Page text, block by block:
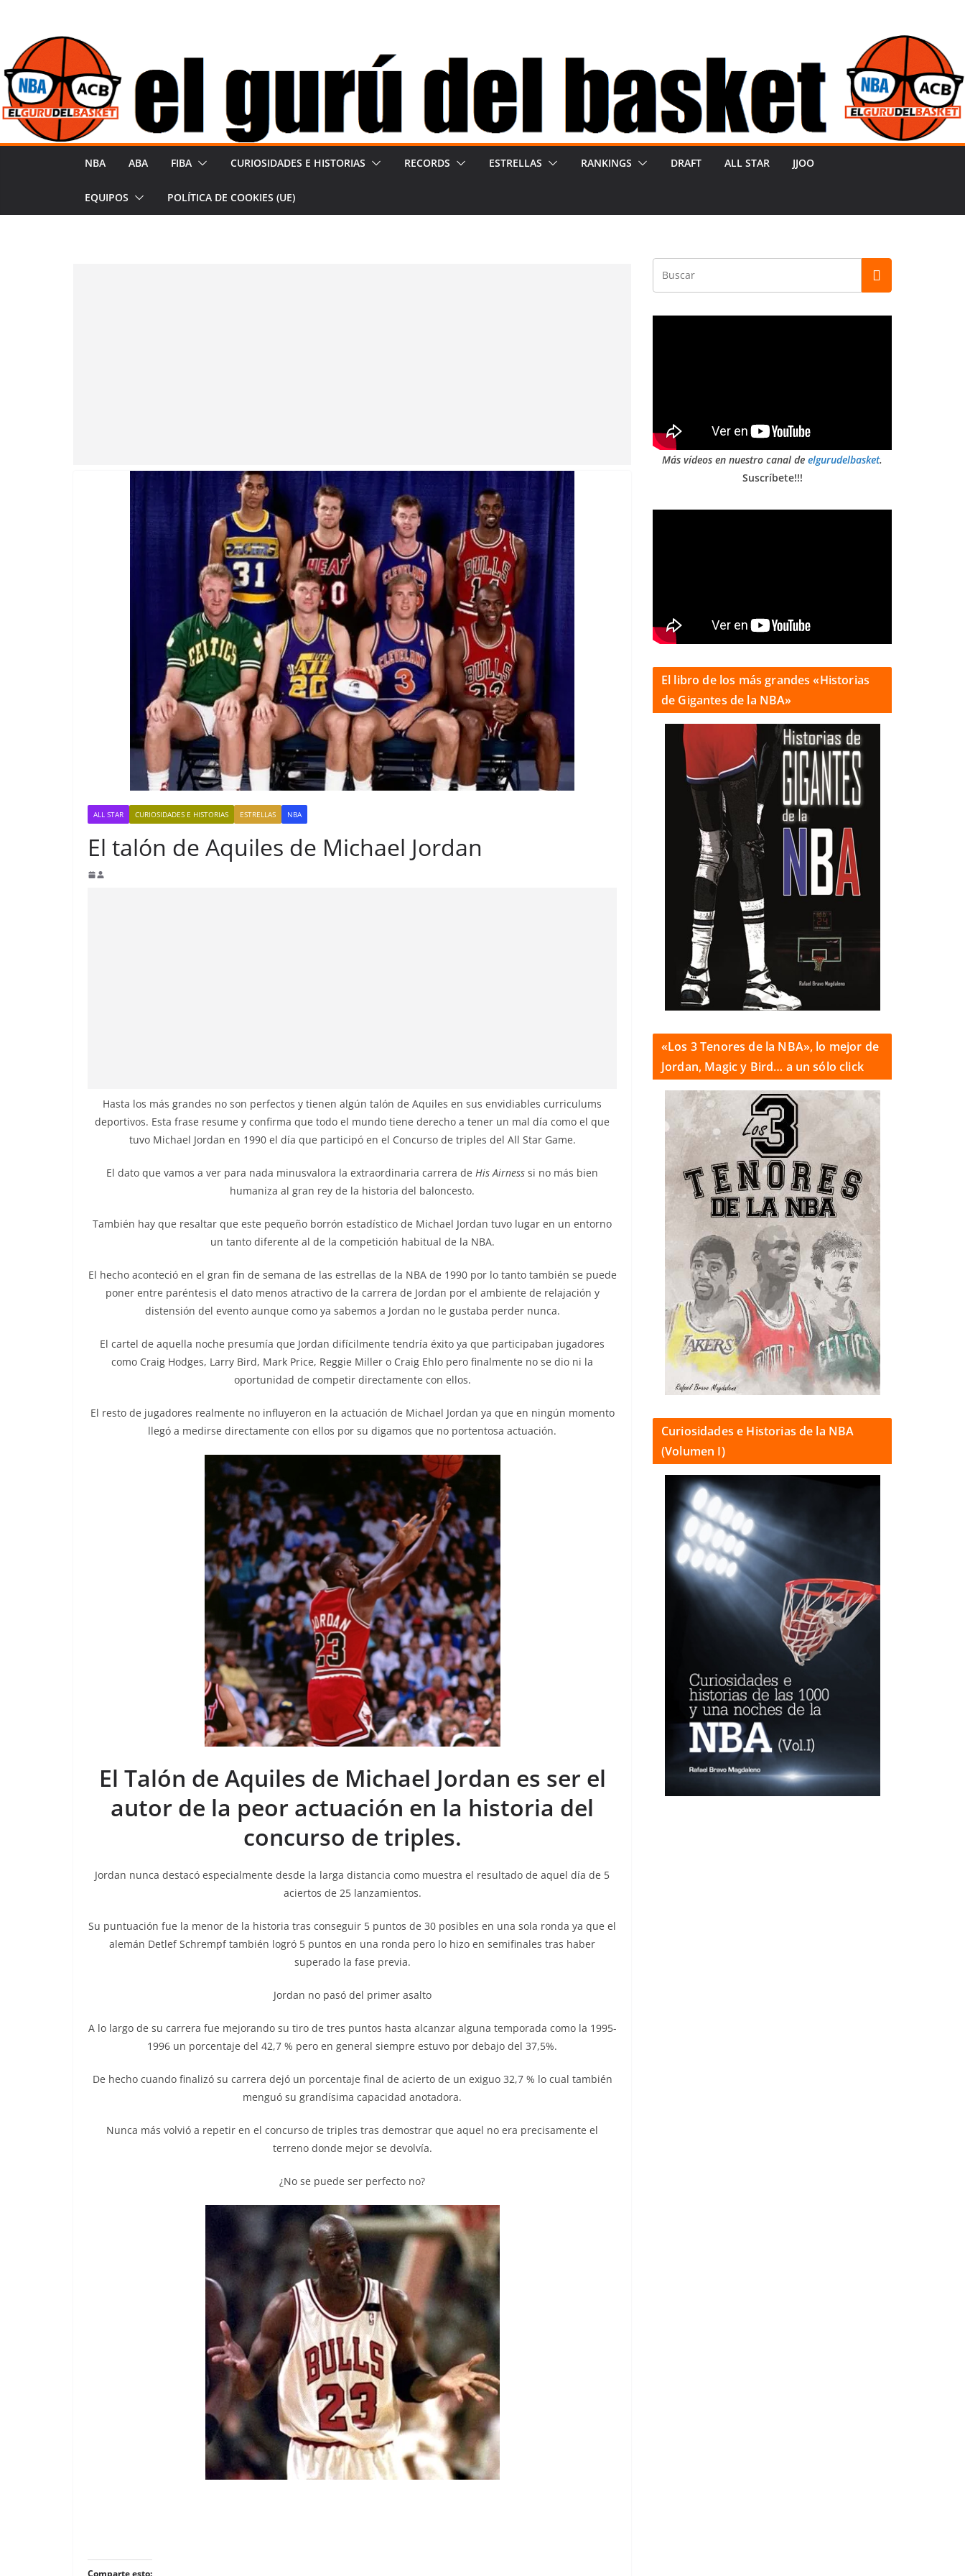
contenido
NBA ABA FIBA CURIOSIDADES E HISTORIAS RECORDS ESTRELLAS RANKINGS DRAFT ALL STAR JJOO
EQUIPOS POLÍTICA DE COOKIES (UE)
ALL STAR CURIOSIDADES E HISTORIAS ESTRELLAS NBA
El talón de Aquiles de Michael Jordan
Hasta los más grandes no son perfectos y tienen algún talón de Aquiles en sus envidiables curriculums
deportivos. Esta frase resume y confirma que todo el mundo tiene derecho a tener un mal día como el que
tuvo Michael Jordan en 1990 el día que participó en el Concurso de triples del All Star Game.
El dato que vamos a ver para nada minusvalora la extraordinaria carrera de His Airness si no más bien
humaniza al gran rey de la historia del baloncesto.
También hay que resaltar que este pequeño borrón estadístico de Michael Jordan tuvo lugar en un entorno
un tanto diferente al de la competición habitual de la NBA.
El hecho aconteció en el gran fin de semana de las estrellas de la NBA de 1990 por lo tanto también se puede
poner entre paréntesis el dato menos atractivo de la carrera de Jordan por el ambiente de relajación y
distensión del evento aunque como ya sabemos a Jordan no le gustaba perder nunca.
El cartel de aquella noche presumía que Jordan difícilmente tendría éxito ya que participaban jugadores
como Craig Hodges, Larry Bird, Mark Price, Reggie Miller o Craig Ehlo pero finalmente no se dio ni la
oportunidad de competir directamente con ellos.
El resto de jugadores realmente no influyeron en la actuación de Michael Jordan ya que en ningún momento
llegó a medirse directamente con ellos por su digamos que no portentosa actuación.
El Talón de Aquiles de Michael Jordan es ser el
autor de la peor actuación en la historia del
concurso de triples.
Jordan nunca destacó especialmente desde la larga distancia como muestra el resultado de aquel día de 5
aciertos de 25 lanzamientos.
Su puntuación fue la menor de la historia tras conseguir 5 puntos de 30 posibles en una sola ronda ya que el
alemán Detlef Schrempf también logró 5 puntos en una ronda pero lo hizo en semifinales tras haber
superado la fase previa.
Jordan no pasó del primer asalto
A lo largo de su carrera fue mejorando su tiro de tres puntos hasta alcanzar alguna temporada como la 1995-
1996 un porcentaje del 42,7 % pero en general siempre estuvo por debajo del 37,5%.
De hecho cuando finalizó su carrera dejó un porcentaje final de acierto de un exiguo 32,7 % lo cual también
menguó su grandísima capacidad anotadora.
Nunca más volvió a repetir en el concurso de triples tras demostrar que aquel no era precisamente el
terreno donde mejor se devolvía.
¿No se puede ser perfecto no?
Más vídeos en nuestro canal de elgurudelbasket.
Suscríbete!!!
El libro de los más grandes «Historias
de Gigantes de la NBA»
«Los 3 Tenores de la NBA», lo mejor de
Jordan, Magic y Bird… a un sólo click
Curiosidades e Historias de la NBA
(Volumen I)